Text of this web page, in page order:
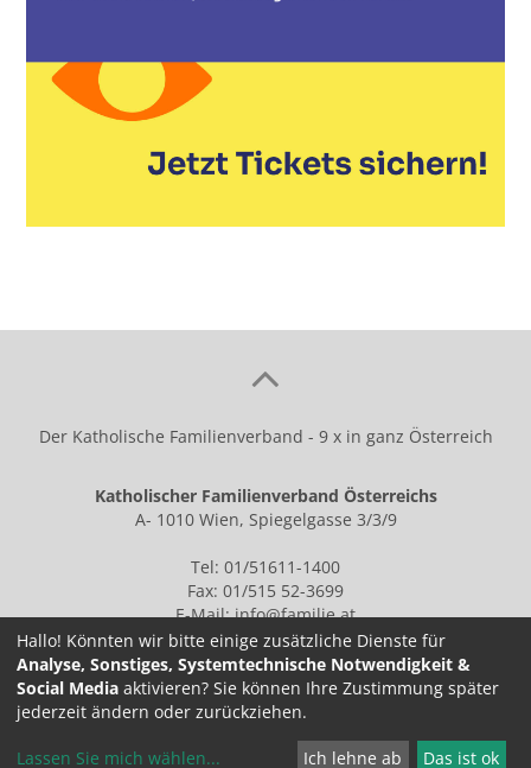
Der Katholische Familienverband - 9 x in ganz Österreich
Katholischer Familienverband Österreichs
A- 1010 Wien, Spiegelgasse 3/3/9
Tel: 01/51611-1400
Fax: 01/515 52-3699
E-Mail:info@familie.at
IMPRESSUM
Hallo! Könnten wir bitte einige zusätzliche Dienste für
Analyse, Sonstiges, Systemtechnische Notwendigkeit &
Social Media aktivieren? Sie können Ihre Zustimmung später
jederzeit ändern oder zurückziehen.
Lassen Sie mich wählen... Ich lehne ab Das ist ok